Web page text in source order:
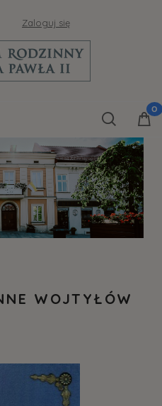
Zaloguj się
WOJTYŁÓW